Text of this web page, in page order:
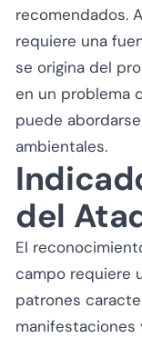
recomendados.
requiere una
se origina del
en un problema
puede
ambientales.
del
El
campo requiere
patrones
manifestaciones